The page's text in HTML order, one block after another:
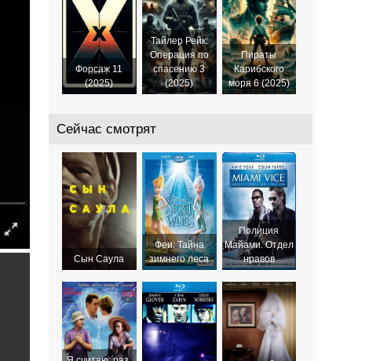
Форсаж 11
(2025)
Тайлер Рейк:
Операция по
спасению 3
(2025)
Пираты
Карибского
моря 6 (2025)
Сейчас смотрят
Сын Саула
Феи: Тайна
зимнего леса
Полиция
Майами. Отдел
нравов